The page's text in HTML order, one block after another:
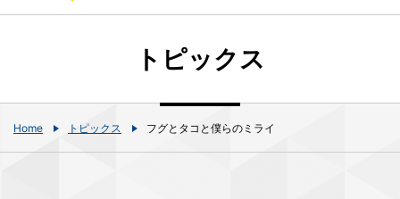
トピックス
Home トピックス フグとタコと僕らのミライ